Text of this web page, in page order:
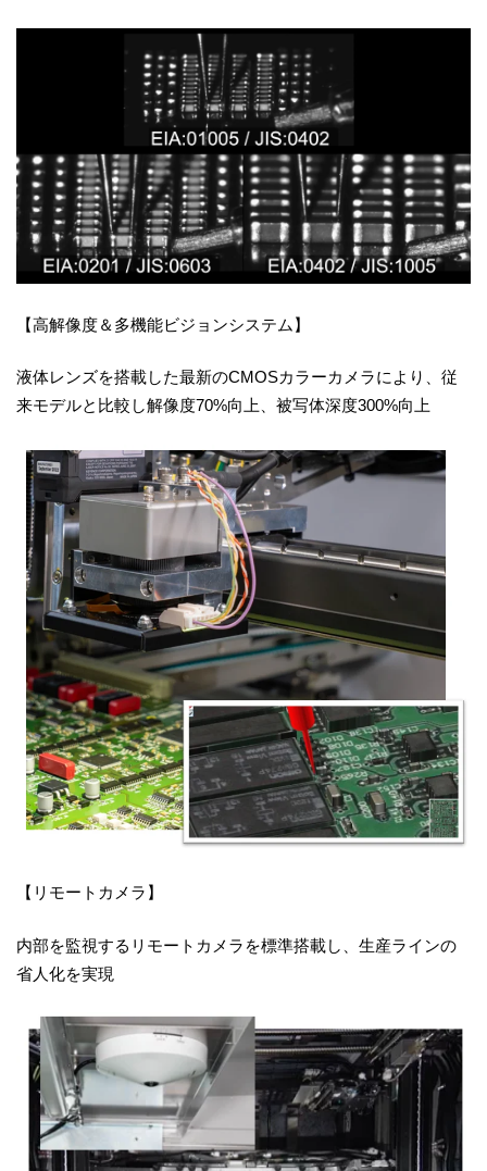
【高解像度＆多機能ビジョンシステム】
液体レンズを搭載した最新のCMOSカラーカメラにより、従
来モデルと比較し解像度70%向上、被写体深度300%向上
【リモートカメラ】
内部を監視するリモートカメラを標準搭載し、生産ラインの
省人化を実現